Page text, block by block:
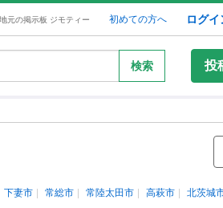
地元の掲示板 ジモティー 初めての方へ ログイ
検索 投
下妻市 常総市 常陸太田市 高萩市 北茨城